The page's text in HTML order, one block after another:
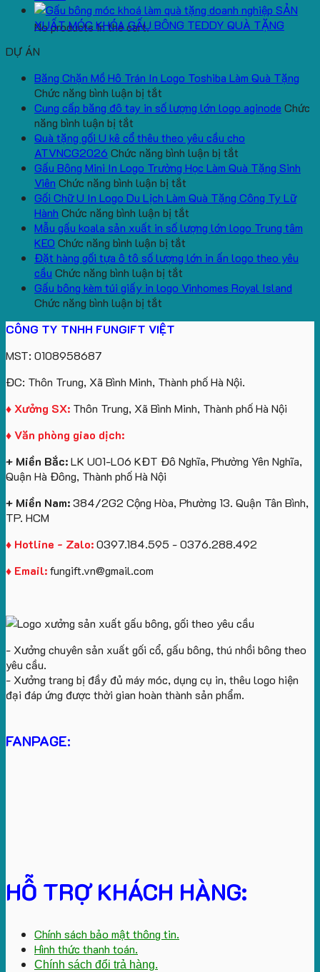
No products in the cart.
SẢN
XUẤT MÓC KHÓA GẤU BÔNG TEDDY QUÀ TẶNG
DỰ ÁN
Băng Chặn Mồ Hô Trán In Logo Toshiba Làm Quà Tặng
Chức năng bình luận bị tắt
Băng
Mồ
Hô
Trán
In
Logo
Toshiba
Làm
Quà
Tặng
Cung cấp băng đô tay in số lượng lớn logo aginode Chức
năng bình luận bị tắt
Cung
cấp
băng
đô
tay
in
số
lượng
lớn
logo
aginode
Quà tặng gối U kê cổ thêu theo yêu cầu cho
ATVNCG2026 Chức năng bình luận bị tắt
Quà
gối
kê
thêu
yêu
Gấu Bông Mini In Logo Trường Học Làm Quà Tặng Sinh
Viên Chức năng bình luận bị tắt
Gấu
Bông
Mini
Logo
Học
Gối Chữ U In Logo Du Lịch Làm Quà Tặng Công Ty Lữ
Hành Chức năng bình luận bị tắt
Gối
U
Logo
Công
Ty
Lữ
Mẫu gấu koala sản xuất in số lượng lớn logo Trung tâm
KEO Chức năng bình luận bị tắt
Mẫu
koala
lớn
logo
Trung
Đặt hàng gối tựa ô tô số lượng lớn in ấn logo theo yêu
cầu Chức năng bình luận bị tắt
Đặt
số
lượng
lớn
theo
cầu
Gấu bông kèm túi giấy in logo Vinhomes Royal Island
Chức năng bình luận bị tắt
bông
giấy
logo
CÔNG TY TNHH FUNGIFT VIỆT
MST: 0108958687
ĐC: Thôn Trung, Xã Bình Minh, Thành phố Hà Nội.
♦ Xưởng SX: Thôn Trung, Xã Bình Minh, Thành phố Hà Nội
♦ Văn phòng giao dịch:
+ Miền Bắc:LK U01-L06 KĐT Đô Nghĩa, Phường Yên Nghĩa,
Quận Hà Đông, Thành phố Hà Nội
+ Miền Nam:384/2G2 Cộng Hòa, Phường 13. Quận Tân Bình,
TP. HCM
♦ Hotline - Zalo:0397.184.595 - 0376.288.492
♦ Email:fungift.vn@gmail.com
- Xưởng chuyên sản xuất gối cổ, gấu bông, thú nhồi bông theo
yêu cầu.
- Xưởng trang bị đầy đủ máy móc, dụng cụ in, thêu logo hiện
đại đáp ứng được thời gian hoàn thành sản phẩm.
FANPAGE:
HỖ TRỢ KHÁCH HÀNG:
Chính sách bảo mật thông tin.
Hình thức thanh toán.
Chính sách đổi trả hàng.